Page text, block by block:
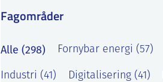
Fagområder
Alle (298) Fornybar energi (57)
Industri (41) Digitalisering (41)